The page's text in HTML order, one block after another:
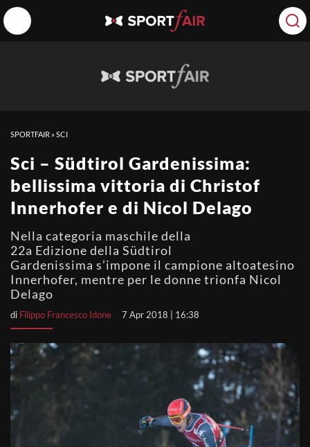
SPORTFAIR »SCI
Sci – Südtirol Gardenissima:
bellissima vittoria di Christof
Innerhofer e di Nicol Delago
Nella categoria maschile della
22a Edizione della Südtirol
Gardenissima s’impone il campione altoatesino
Innerhofer, mentre per le donne trionfa Nicol
Delago
di Filippo Francesco Idone 7 Apr 2018 | 16:38